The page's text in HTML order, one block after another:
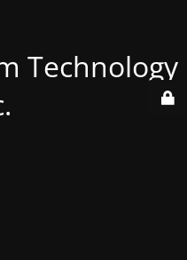
Technology